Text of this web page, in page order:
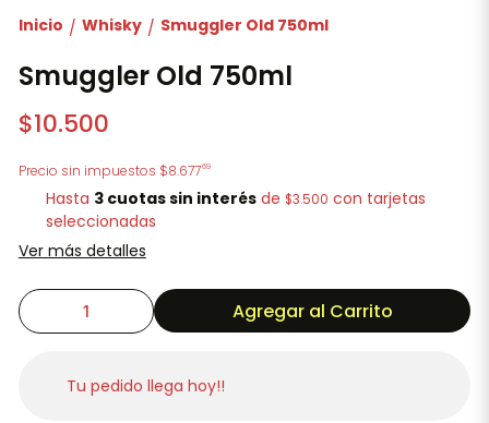
Inicio / Whisky / Smuggler Old 750ml
Smuggler Old 750ml
$10.500
Precio sin impuestos $8.67769
Hasta 3 cuotas sin interés de $3.500 con tarjetas
seleccionadas
Ver más detalles
Agregar al Carrito
Tu pedido llega hoy!!